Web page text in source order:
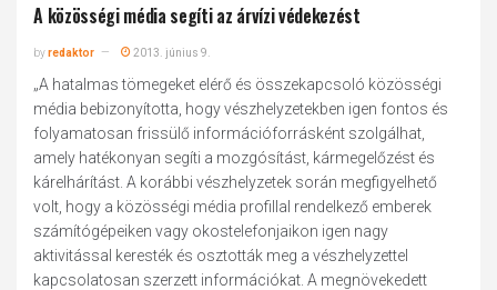
A közösségi média segíti az árvízi védekezést
byredaktor 2013. június 9.
„A hatalmas tömegeket elérő és összekapcsoló közösségi
média bebizonyította, hogy vészhelyzetekben igen fontos és
folyamatosan frissülő információforrásként szolgálhat,
amely hatékonyan segíti a mozgósítást, kármegelőzést és
kárelhárítást. A korábbi vészhelyzetek során megfigyelhető
volt, hogy a közösségi média profillal rendelkező emberek
számítógépeiken vagy okostelefonjaikon igen nagy
aktivitással keresték és osztották meg a vészhelyzettel
kapcsolatosan szerzett információkat. A megnövekedett